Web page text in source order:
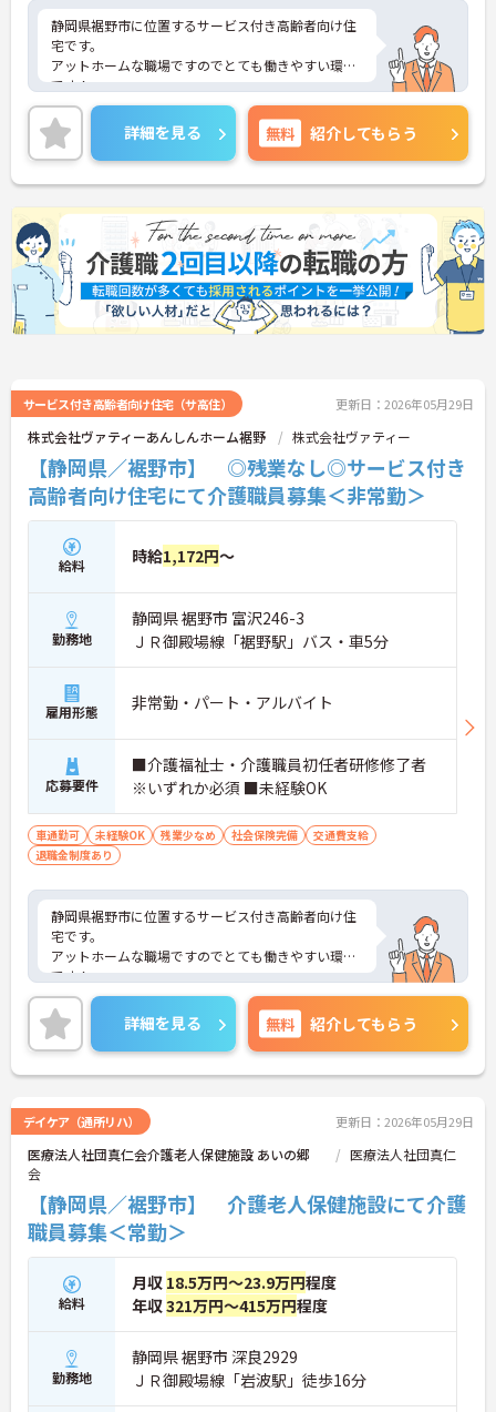
静岡県裾野市に位置するサービス付き高齢者向け住
宅です。
アットホームな職場ですのでとても働きやすい環境
です！
社内研修制度も充実しており働きながらスキルUPが
できます◎
ご興味をお持ちの方には詳細の情報や面接のポイン
トをお伝えしますのでお気軽にお問い合わせくださ
いませ。
詳細を見る 無料 紹介してもらう
サービス付き高齢者向け住宅（サ高住） 更新日：2026年05月29日
株式会社ヴァティーあんしんホーム裾野 株式会社ヴァティー
【静岡県／裾野市】 ◎残業なし◎サービス付き
高齢者向け住宅にて介護職員募集＜非常勤＞
給料 時給1,172円～
勤務地
静岡県 裾野市 富沢246-3
ＪＲ御殿場線「裾野駅」バス・車5分
雇用形態 非常勤・パート・アルバイト
応募要件
■介護福祉士・介護職員初任者研修修了者
※いずれか必須 ■未経験OK
車通勤可 未経験OK 残業少なめ 社会保険完備
交通費支給
退職金制度あり
静岡県裾野市に位置するサービス付き高齢者向け住
宅です。
アットホームな職場ですのでとても働きやすい環境
です！
マイカー通勤OK！無料駐車場も完備しております！
毎日の通勤も楽々です♪
ご興味をお持ちの方には詳細の情報や面接のポイン
トをお伝えしますのでお気軽にお問い合わせくださ
いませ。
詳細を見る 無料 紹介してもらう
デイケア（通所リハ） 更新日：2026年05月29日
医療法人社団真仁会介護老人保健施設 あいの郷
医療法人社団真仁
会
【静岡県／裾野市】 介護老人保健施設にて介護
職員募集＜常勤＞
給料
月収 18.5万円～23.9万円程度
年収321万円～415万円程度
勤務地
静岡県 裾野市 深良2929
ＪＲ御殿場線「岩波駅」徒歩16分